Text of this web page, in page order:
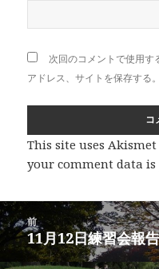
次回のコメントで使用
アドレス、サイトを保存する。
This site uses
your comment data is
投
稿
ナ
前
前
の
11月12日練習会報